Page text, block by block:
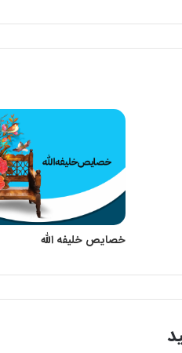
خصایص خلیفه الله